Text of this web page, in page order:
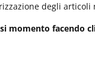
degli articoli
momento facendo